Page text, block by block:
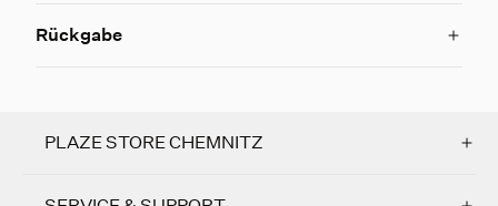
Rückgabe
PLAZE STORE CHEMNITZ